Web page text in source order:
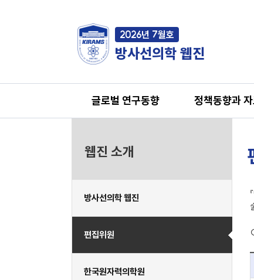
2026년 7월호
방사선의학 웹진
글로벌 연구동향 정책동향과
웹진 소개
방사선의학 웹진
편집위원
한국원자력의학원